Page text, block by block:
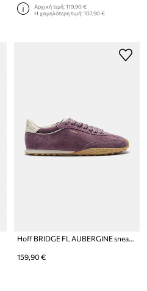
Αρχική τιμή:119,90 €
Η χαμηλότερη τιμή:107,90 €
Hoff BRIDGE FL AUBERGINE sneakers γυναικεία σουέτ
159,90 €